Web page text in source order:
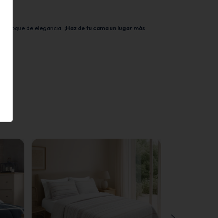
toque de elegancia. ¡Haz de tu cama un lugar más